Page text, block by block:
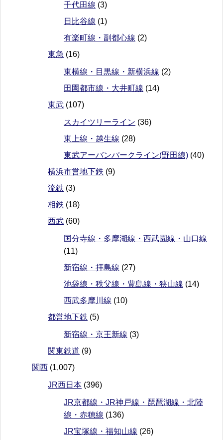
千代田線 (3)
日比谷線 (1)
有楽町線・副都心線 (2)
東急 (16)
東横線・目黒線・新横浜線 (2)
田園都市線・大井町線 (14)
東武 (107)
スカイツリーライン (36)
東上線・越生線 (28)
東武アーバンパークライン(野田線) (40)
横浜市営地下鉄 (9)
流鉄 (3)
相鉄 (18)
西武 (60)
国分寺線・多摩湖線・西武園線・山口線
(11)
新宿線・拝島線 (27)
池袋線・秩父線・豊島線・狭山線 (14)
西武多摩川線 (10)
都営地下鉄 (5)
新宿線・京王新線 (3)
関東鉄道 (9)
関西 (1,007)
JR西日本 (396)
JR京都線・JR神戸線・琵琶湖線・北陸
線・赤穂線 (136)
JR宝塚線・福知山線 (26)